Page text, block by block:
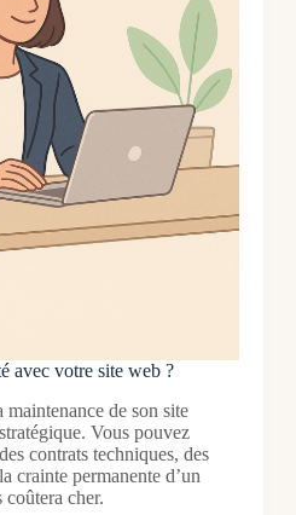
avec votre site web ?
de son site
Vous pouvez
contrats techniques, des
crainte permanente d’un
cher.